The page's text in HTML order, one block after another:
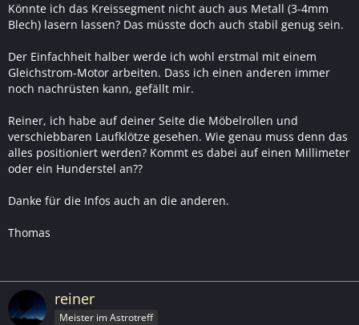
Könnte ich das Kreissegment nicht auch aus Metall (3-4mm
Blech) lasern lassen? Das müsste doch auch stabil genug sein.
Der Einfachheit halber werde ich wohl erstmal mit einem
Gleichstrom-Motor arbeiten. Dass ich einen anderen immer
noch nachrüsten kann, gefällt mir.
Reiner, ich habe auf deiner Seite die Möbelrollen und
verschiebbaren Laufklötze gesehen. Wie genau muss denn das
alles positioniert werden? Kommt es dabei auf einen Millimeter
oder ein Hunderstel an??
Danke für die Infos auch an die anderen.
Thomas
reiner
Meister im Astrotreff